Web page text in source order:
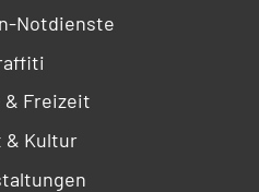
Notdienste
& Freizeit
& Kultur